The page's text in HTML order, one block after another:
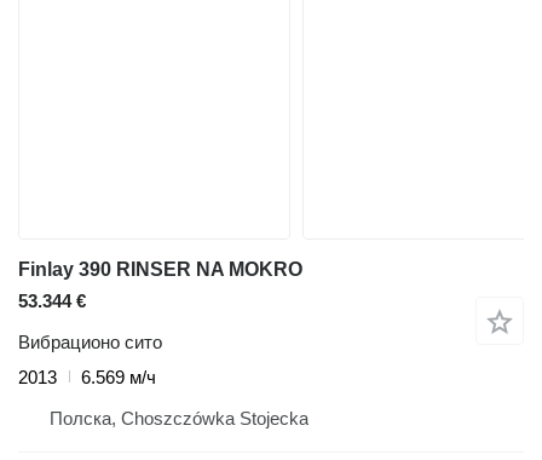
Finlay 390 RINSER NA MOKRO
53.344 €
Вибрационо сито
2013
6.569 м/ч
Полска, Choszczówka Stojecka